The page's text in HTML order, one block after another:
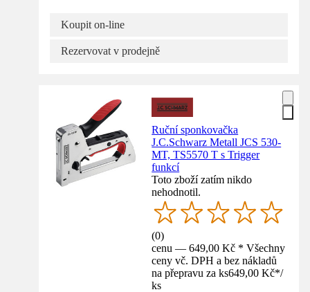
Koupit on-line
Rezervovat v prodejně
Ruční sponkovačka
J.C.Schwarz Metall JCS 530-
MT, TS5570 T s Trigger
funkcí
Toto zboží zatím nikdo
nehodnotil.
(0)
cenu — 649,00 Kč * Všechny
ceny vč. DPH a bez nákladů
na přepravu za ks649,00 Kč*/
ks